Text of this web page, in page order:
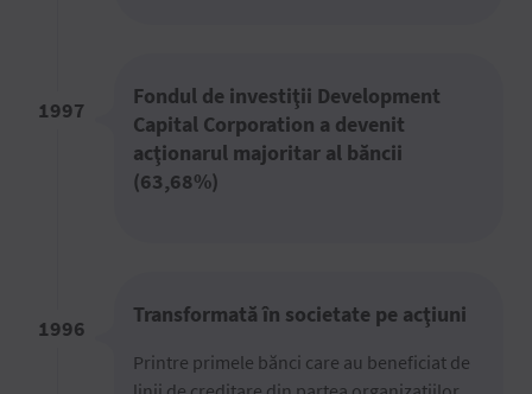
Fondul de investiţii Development
Capital Corporation a devenit
acţionarul majoritar al băncii
(63,68%)
1997
Transformată în societate pe acţiuni
Printre primele bănci care au beneficiat de
1996